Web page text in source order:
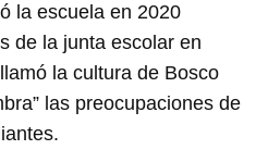
la escuela en 2020
de la junta escolar en
la cultura de Bosco
las preocupaciones de